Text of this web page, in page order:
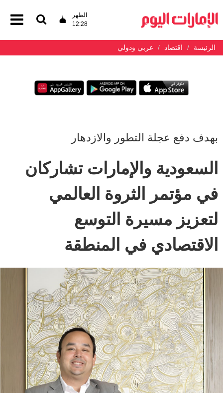
الظهر
12:28
الرئيسة اقتصاد عربي ودولي
بهدف دفع عجلة التطور والازدهار
السعودية والإمارات تشاركان
في مؤتمر الثروة العالمي
لتعزيز مسيرة التوسع
الاقتصادي في المنطقة